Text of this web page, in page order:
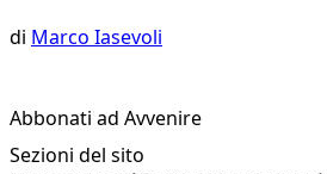
di Marco Iasevoli
Abbonati ad Avvenire
Sezioni del sito